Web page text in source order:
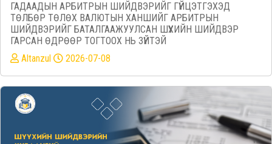
ГАДААДЫН АРБИТРЫН ШИЙДВЭРИЙГ ГҮЙЦЭТГЭХЭД
ТӨЛБӨР ТӨЛӨХ ВАЛЮТЫН ХАНШИЙГ АРБИТРЫН
ШИЙДВЭРИЙГ БАТАЛГААЖУУЛСАН ШҮҮХИЙН ШИЙДВЭР
ГАРСАН ӨДРӨӨР ТОГТООХ НЬ ЗҮЙТЭЙ
Altanzul
2026-07-08